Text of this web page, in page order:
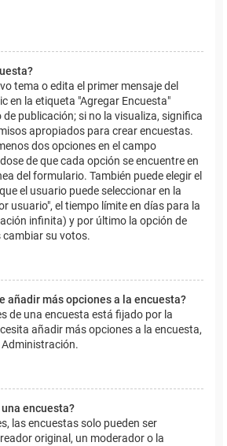
tema o edita el primer mensaje del
en la etiqueta "Agregar Encuesta"
publicación; si no la visualiza, significa
apropiados para crear encuestas.
dos opciones en el campo
de que cada opción se encuentre en
del formulario. También puede elegir el
el usuario puede seleccionar en la
usuario", el tiempo límite en días para la
infinita) y por último la opción de
cambiar su votos.
añadir más opciones a la encuesta?
de una encuesta está fijado por la
añadir más opciones a la encuesta,
encuesta?
las encuestas solo pueden ser
original, un moderador o la